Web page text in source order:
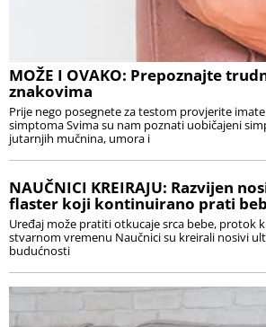
MOŽE I OVAKO: Prepoznajte
znakovima
Prije nego posegnete za testom provjerite
simptoma Svima su nam poznati uobičajeni
jutarnjih mučnina, umora i
NAUČNICI KREIRAJU: Razvijen
flaster koji kontinuirano prati
Uređaj može pratiti otkucaje srca bebe, protok
stvarnom vremenu Naučnici su kreirali nosivi
budućnosti